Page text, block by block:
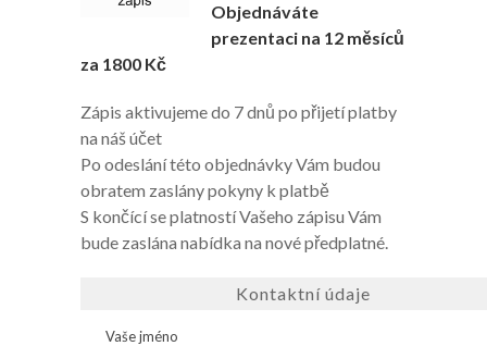
Objednáváte
prezentaci na 12 měsíců
za 1800 Kč
Zápis aktivujeme do 7 dnů po přijetí platby
na náš účet
Po odeslání této objednávky Vám budou
obratem zaslány pokyny k platbě
S končící se platností Vašeho zápisu Vám
bude zaslána nabídka na nové předplatné.
Kontaktní údaje
Vaše jméno